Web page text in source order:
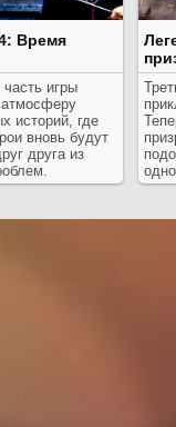
Время
игры
историй, где
вновь будут
друга из